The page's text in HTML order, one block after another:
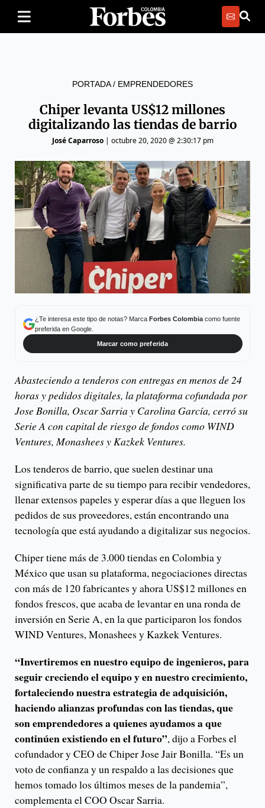
PORTADA/ EMPRENDEDORES
Chiper levanta US$12 millones
digitalizando las tiendas de barrio
José Caparroso| octubre 20, 2020 @ 2:30:17 pm
¿Te interesa este tipo de notas? Marca Forbes Colombiacomo fuente
preferida en Google.
Marcar como preferida
Abasteciendo a tenderos con entregas en menos de 24
horas y pedidos digitales, la plataforma cofundada por
Jose Bonilla, Oscar Sarria y Carolina García, cerró su
Serie A con capital de riesgo de fondos como WIND
Ventures, Monashees y Kazkek Ventures.
Los tenderos de barrio, que suelen destinar una
significativa parte de su tiempo para recibir vendedores,
llenar extensos papeles y esperar días a que lleguen los
pedidos de sus proveedores, están encontrando una
tecnología que está ayudando a digitalizar sus negocios.
Chiper tiene más de 3.000 tiendas en Colombia y
México que usan su plataforma, negociaciones directas
con más de 120 fabricantes y ahora US$12 millones en
fondos frescos, que acaba de levantar en una ronda de
inversión en Serie A, en la que participaron los fondos
WIND Ventures, Monashees y Kazkek Ventures.
“Invertiremos en nuestro equipo de ingenieros, para
seguir creciendo el equipo y en nuestro crecimiento,
fortaleciendo nuestra estrategia de adquisición,
haciendo alianzas profundas con las tiendas, que
son emprendedores a quienes ayudamos a que
continúen existiendo en el futuro”, dijo a Forbes el
cofundador y CEO de Chiper Jose Jair Bonilla. “Es un
voto de confianza y un respaldo a las decisiones que
hemos tomado los últimos meses de la pandemia”,
complementa el COO Oscar Sarria.